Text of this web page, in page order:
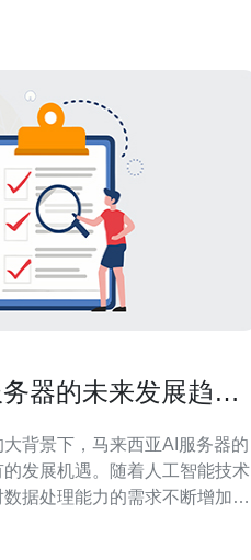
器的未来发展趋势
背景下，马来西亚AI服务器的
发展机遇。随着人工智能技术
据处理能力的需求不断增加，
佳性能的AI服务器、最便宜的